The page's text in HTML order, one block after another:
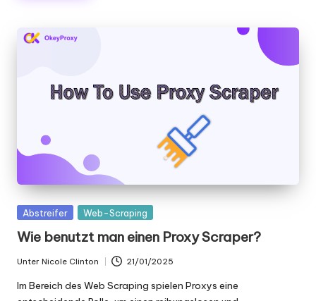
x
Gepostet
Abstreifer Web-Scraping
Wie benutzt man einen Proxy Scraper?
Geschrieben
von
Unter Nicole Clinton 21/01/2025
Im Bereich des Web Scraping spielen Proxys eine